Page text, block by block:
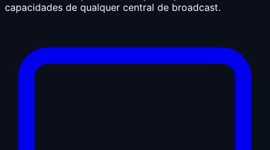
capacidades de qualquer central de broadcast.